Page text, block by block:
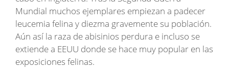
Mundial muchos ejemplares empiezan a padecer
leucemia felina y diezma gravemente su población.
Aún así la raza de abisinios perdura e incluso se
extiende a EEUU donde se hace muy popular en las
exposiciones felinas.